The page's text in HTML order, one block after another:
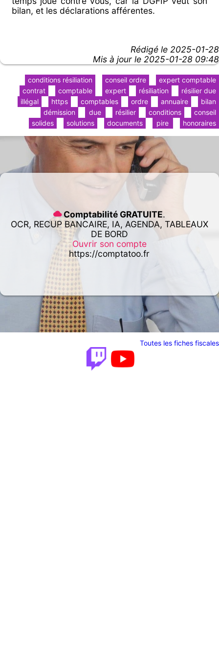
bilan, et les déclarations afférentes.
Rédigé le 2025-01-28
Mis à jour le 2025-01-28 09:48
expert comptable
conseil ordre
conditions résiliation
résilier due
résiliation
expert
comptable
contrat
bilan
annuaire
ordre
comptables
https
illégal
conseil
conditions
résilier
due
démission
honoraires
pire
documents
solutions
solides
Comptabilité GRATUITE.
OCR, RECUP BANCAIRE, IA, AGENDA, TABLEAUX
DE BORD
Ouvrir son compte
https://comptatoo.fr
Toutes les fiches fiscales